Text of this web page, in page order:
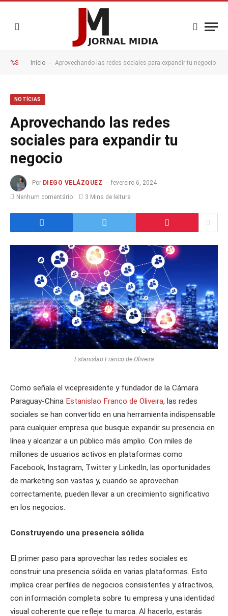
%S Início - Aprovechando las redes sociales para expandir tu negocio
NOTÍCIAS
Aprovechando las redes
sociales para expandir tu
negocio
Por DIEGO VELÁZQUEZ
fevereiro 6, 2024
Nenhum comentário
3 Mins de leitura
Estanislao Franco de Oliveira
Como señala el vicepresidente y fundador de la Cámara
Paraguay-China Estanislao Franco de Oliveira, las redes
sociales se han convertido en una herramienta indispensable
para cualquier empresa que busque expandir su presencia en
línea y alcanzar a un público más amplio. Con miles de
millones de usuarios activos en plataformas como
Facebook, Instagram, Twitter y LinkedIn, las oportunidades
de marketing son vastas y, cuando se aprovechan
correctamente, pueden llevar a un crecimiento significativo
en los negocios.
Construyendo una presencia sólida
El primer paso para aprovechar las redes sociales es
construir una presencia sólida en varias plataformas. Esto
implica crear perfiles de negocios consistentes y atractivos,
con información completa sobre tu empresa y una identidad
visual coherente que refleje tu marca. Al hacerlo, estarás